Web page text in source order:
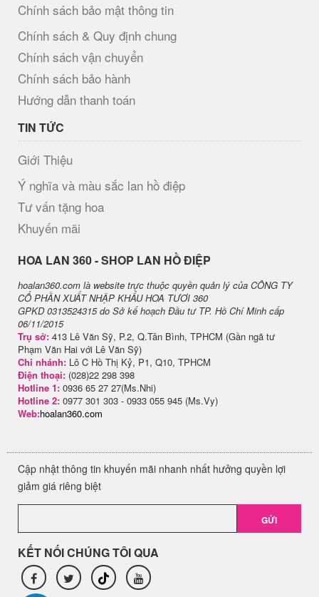
Chính sách bảo mật thông tin
Chính sách & Quy định chung
Chính sách vận chuyển
Chính sách bảo hành
Hướng dẫn thanh toán
TIN TỨC
Giới Thiệu
Ý nghĩa và màu sắc lan hồ điệp
Tư vấn tặng hoa
Khuyến mãi
H​OA LAN 360 - SHOP LAN HỒ ĐIỆP
hoalan360.com là website trực thuộc quyền quản lý của CÔNG TY
CỔ PHẦN XUẤT NHẬP KHẨU HOA TƯƠI 360
GPKD 0313524315 do Sở kế hoạch Đầu tư TP. Hồ Chí Minh cấp
06/11/2015
Trụ sở: 413 Lê Văn Sỹ, P.2, Q.Tân Bình, TPHCM (Gần ngã tư
Phạm Văn Hai với Lê Văn Sỹ)
Chi nhánh: Lô C Hồ Thị Kỷ, P1, Q10, TPHCM
Điện thoại: (028)22 298 398
Hotline 1: 0936 65 27 27(Ms.Nhi)
Hotline 2: 0977 301 303 - 0933 055 945 (Ms.Vy)
Web:hoalan360.com
Cập nhật thông tin khuyến mãi nhanh nhất hưởng quyền lợi
giảm giá riêng biệt
GỬI
KẾT NỐI CHÚNG TÔI QUA